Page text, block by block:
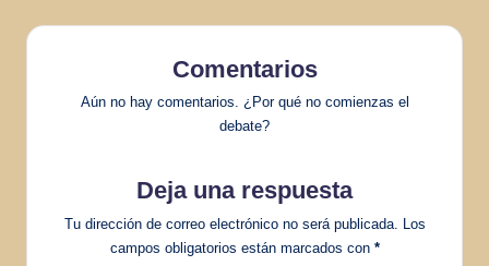
Comentarios
Aún no hay comentarios. ¿Por qué no comienzas el
debate?
Deja una respuesta
Tu dirección de correo electrónico no será publicada. Los
campos obligatorios están marcados con *